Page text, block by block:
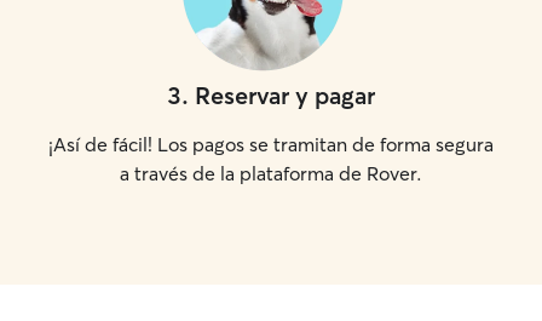
3. Reservar y pagar
¡Así de fácil! Los pagos se tramitan de forma segura
a través de la plataforma de Rover.